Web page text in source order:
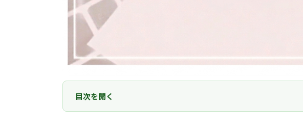
目次を開く